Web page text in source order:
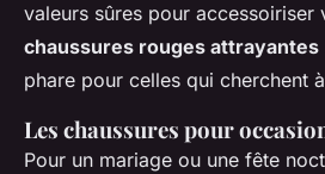
valeurs sûres pour accessoiriser
chaussures rouges attrayantes
phare pour celles qui cherchent
Les chaussures pour
Pour un mariage ou une fête